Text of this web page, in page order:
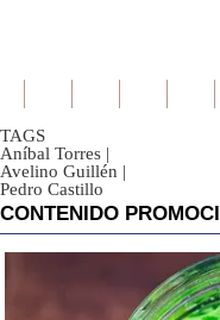
TAGS
Aníbal Torres |
Avelino Guillén |
Pedro Castillo